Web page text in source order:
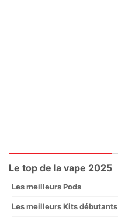
Le top de la vape 2025
Les meilleurs Pods
Les meilleurs Kits débutants